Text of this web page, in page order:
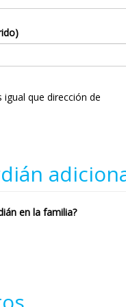
igual que dirección de
en la familia?